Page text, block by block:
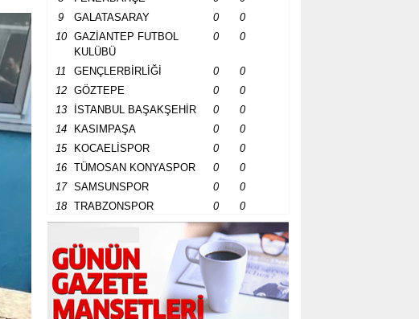
9
GALATASARAY 0
0
10
GAZİANTEP FUTBOL
KULÜBÜ
0 0
11 GENÇLERBİRLİĞİ 0
0
12
GÖZTEPE 0
0
13
İSTANBUL BAŞAKŞEHİR 0
0
14
KASIMPAŞA 0
0
15
KOCAELİSPOR 0
0
16
TÜMOSAN KONYASPOR 0
0
17
SAMSUNSPOR 0
0
18
TRABZONSPOR 0 0